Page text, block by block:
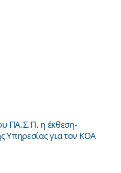
ΠΑ.Σ.Π. η έκθεση-
Υπηρεσίας για τον ΚΟΑ